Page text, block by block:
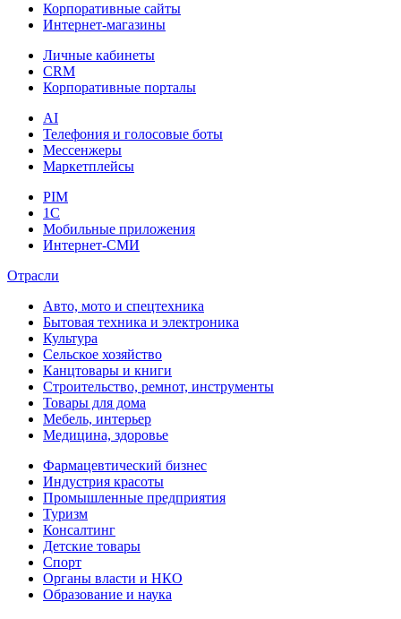
Корпоративные сайты
Интернет-магазины
Личные кабинеты
CRM
Корпоративные порталы
AI
Телефония и голосовые боты
Мессенжеры
Маркетплейсы
PIM
1C
Мобильные приложения
Интернет-СМИ
Отрасли
Авто, мото и спецтехника
Бытовая техника и электроника
Культура
Сельское хозяйство
Канцтовары и книги
Строительство, ремнот, инструменты
Товары для дома
Мебель, интерьер
Медицина, здоровье
Фармацевтический бизнес
Индустрия красоты
Промышленные предприятия
Туризм
Консалтинг
Детские товары
Спорт
Органы власти и НКО
Образование и наука